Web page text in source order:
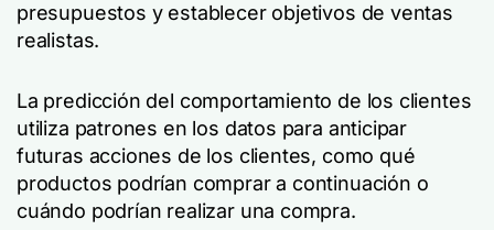
presupuestos y establecer objetivos de ventas
realistas.
La predicción del comportamiento de los clientes
utiliza patrones en los datos para anticipar
futuras acciones de los clientes, como qué
productos podrían comprar a continuación o
cuándo podrían realizar una compra.